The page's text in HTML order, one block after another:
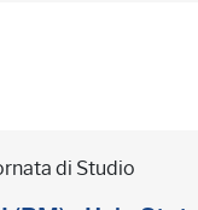
di Studio